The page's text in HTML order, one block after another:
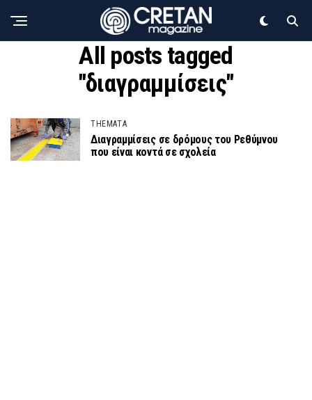
All posts tagged
"διαγραμμίσεις"
THEMATA
Διαγραμμίσεις σε δρόμους του Ρεθύμνου
που είναι κοντά σε σχολεία